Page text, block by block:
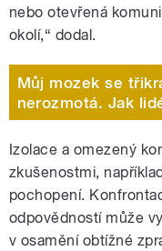
nebo otevřená
okolí,“ dodal.
Můj mozek se
nerozmotá. Jak
Izolace a omezený
zkušenostmi,
pochopení.
odpovědností může
v osamění obtížné